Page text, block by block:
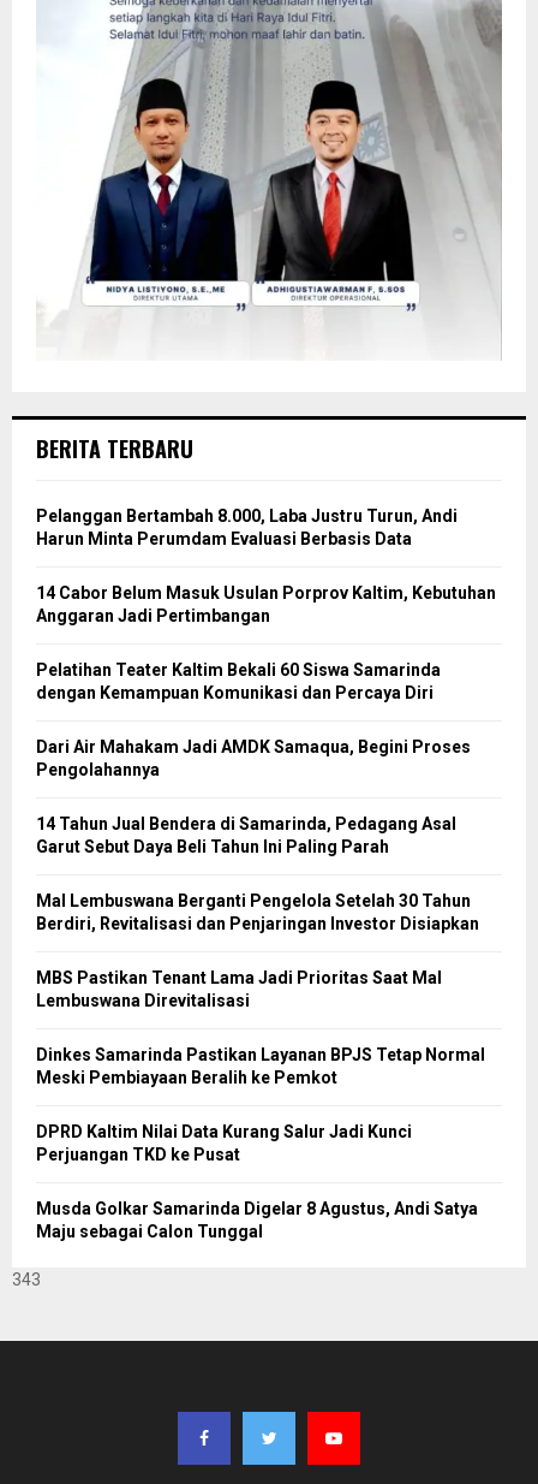
BERITA TERBARU
Pelanggan Bertambah 8.000, Laba Justru Turun, Andi
Harun Minta Perumdam Evaluasi Berbasis Data
14 Cabor Belum Masuk Usulan Porprov Kaltim, Kebutuhan
Anggaran Jadi Pertimbangan
Pelatihan Teater Kaltim Bekali 60 Siswa Samarinda
dengan Kemampuan Komunikasi dan Percaya Diri
Dari Air Mahakam Jadi AMDK Samaqua, Begini Proses
Pengolahannya
14 Tahun Jual Bendera di Samarinda, Pedagang Asal
Garut Sebut Daya Beli Tahun Ini Paling Parah
Mal Lembuswana Berganti Pengelola Setelah 30 Tahun
Berdiri, Revitalisasi dan Penjaringan Investor Disiapkan
MBS Pastikan Tenant Lama Jadi Prioritas Saat Mal
Lembuswana Direvitalisasi
Dinkes Samarinda Pastikan Layanan BPJS Tetap Normal
Meski Pembiayaan Beralih ke Pemkot
DPRD Kaltim Nilai Data Kurang Salur Jadi Kunci
Perjuangan TKD ke Pusat
Musda Golkar Samarinda Digelar 8 Agustus, Andi Satya
Maju sebagai Calon Tunggal
343